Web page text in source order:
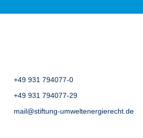
+49 931 794077-0
+49 931 794077-29
mail@stiftung-umweltenergierecht.de